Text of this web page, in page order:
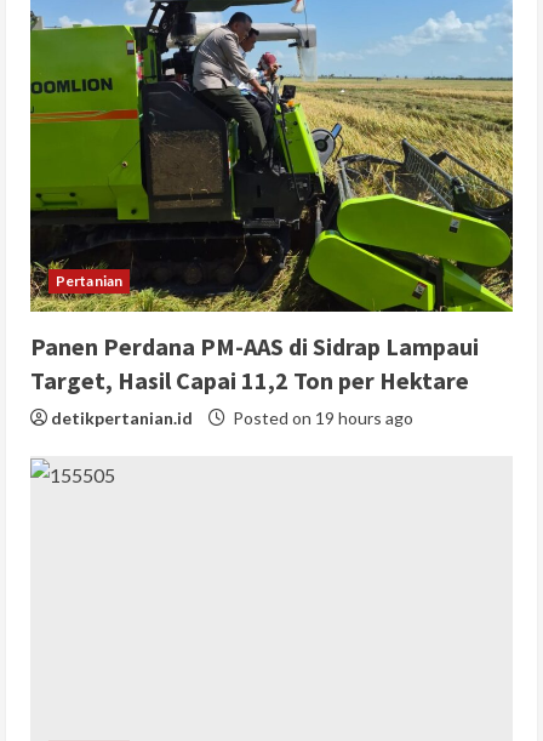
Pertanian
Panen Perdana PM-AAS di Sidrap Lampaui
Target, Hasil Capai 11,2 Ton per Hektare
detikpertanian.id Posted on 19 hours ago